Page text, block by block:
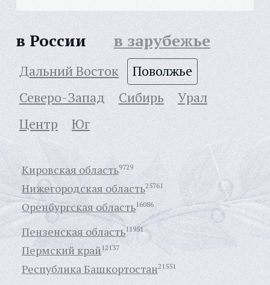
в России в зарубежье
Дальний Восток
Поволжье
Северо-Запад
Сибирь
Урал
Центр
Юг
Кировская область9729
Нижегородская область25761
Оренбургская область16086
Пензенская область11951
Пермский край 12137
Республика Башкортостан21551